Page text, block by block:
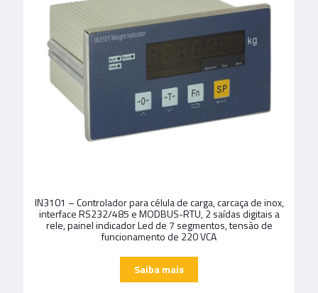
IN3101 – Controlador para célula de carga, carcaça de inox,
interface RS232/485 e MODBUS-RTU, 2 saídas digitais a
rele, painel indicador Led de 7 segmentos, tensão de
funcionamento de 220 VCA